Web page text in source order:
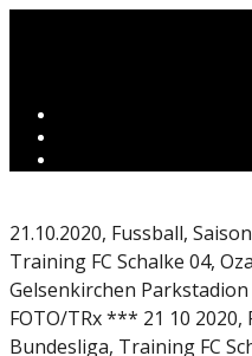
21.10.2020, Fussball,
Training FC Schalke 04,
Gelsenkirchen
FOTO/TRx *** 21 10 2020,
Bundesliga, Training FC